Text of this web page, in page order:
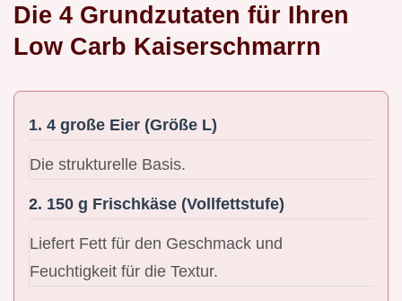
Die 4 Grundzutaten für Ihren
Low Carb Kaiserschmarrn
1. 4 große Eier (Größe L)
Die strukturelle Basis.
2. 150 g Frischkäse (Vollfettstufe)
Liefert Fett für den Geschmack und
Feuchtigkeit für die Textur.